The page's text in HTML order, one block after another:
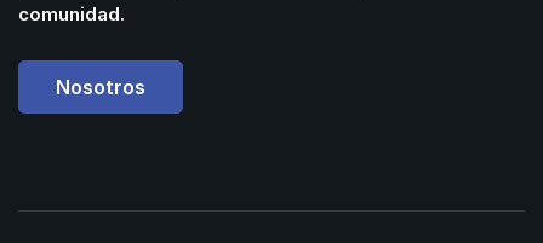
comunidad.
Nosotros